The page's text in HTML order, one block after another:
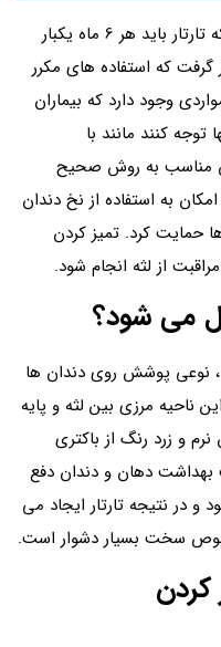
دندانپزشکان معمولاً توصیه می کنند که تارتار باید هر 6 ماه یکبار
گرفت که استفاده های مکرر
وجود دارد که بیماران
توجه کنند مانند با
مناسب به روش صحیح
به استفاده از نخ دندان
حمایت کرد. تمیز کردن
از لثه انجام شود.
می شود؟
نوعی پوشش روی دندان ها
ناحیه مرزی بین لثه و پایه
و زرد رنگ از باکتری
بهداشت دهان و دندان دفع
در نتیجه تارتار ایجاد می
سخت بسیار دشوار است.
کردن